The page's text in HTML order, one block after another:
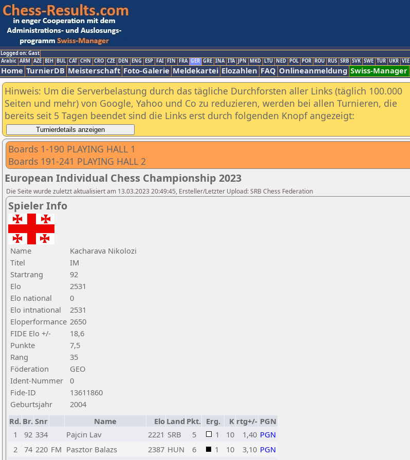
Logged on: Gast
Arabic ARM AZE BIH BUL CAT CHN CRO CZE DEN ENG ESP FAI FIN FRA GER GRE INA ITA JPN MKD LTU NED POL POR ROU RUS SRB SVK SWE TUR UKR VIE
Home TurnierDB Meisterschaft Foto-Galerie Meldekartei Elozahlen FAQ Onlineanmeldung Swiss-Manager
Hinweis: Um die Serverbelastung durch das tägliche Durchforsten aller Links (täglich 100.000
Seiten und mehr) von Google, Yahoo und Co zu reduzieren, werden bei allen Turnieren, die
bereits seit 5 Tagen beendet sind die Links erst durch folgenden Knopf angezeigt:
Boards 1-190 PLAYING HALL 1
Boards 191-241 PLAYING HALL 2
European Individual Chess Championship 2023
Die Seite wurde zuletzt aktualisiert am 13.03.2023 20:49:45, Ersteller/Letzter Upload: SRB Chess Federation
Spieler Info
Name
Kacharava Nikolozi
Titel
IM
Startrang
92
Elo
2531
Elo national
0
Elo intnational
2531
Eloperformance 2650
FIDE Elo +/-
18,6
Punkte
7,5
Rang
35
Föderation
GEO
Ident-Nummer
0
Fide-ID
13611860
Geburtsjahr
2004
Rd. Br. Snr Name Elo Land Pkt. Erg. K rtg+/- PGN
1
92 334 Pajcin Lav 2221 SRB 5 1 10 1,40 PGN
2
74 220 FM Pasztor Balazs 2387 HUN 6 1 10 3,10 PGN